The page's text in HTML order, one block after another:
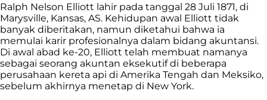
Ralph Nelson Elliott lahir pada tanggal 28 Juli 1871, di
Marysville, Kansas, AS. Kehidupan awal Elliott tidak
banyak diberitakan, namun diketahui bahwa ia
memulai karir profesionalnya dalam bidang akuntansi.
Di awal abad ke-20, Elliott telah membuat namanya
sebagai seorang akuntan eksekutif di beberapa
perusahaan kereta api di Amerika Tengah dan Meksiko,
sebelum akhirnya menetap di New York.